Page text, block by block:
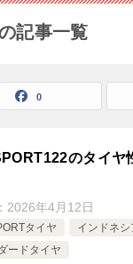
記事一覧
0
のタイヤ
2026年4月12日
タイヤ
インドネ
ードタイヤ